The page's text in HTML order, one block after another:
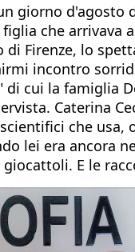
giorno
che arrivava
di Firenze, lo
incontro
di cui la famiglia
Caterina
che usa,
lei era ancora
E le